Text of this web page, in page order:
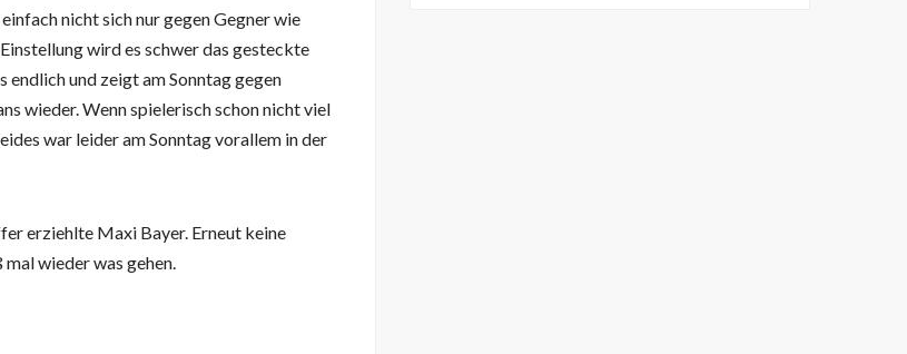
nicht sich nur gegen Gegner wie
wird es schwer das gesteckte
und zeigt am Sonntag gegen
wieder. Wenn spielerisch schon nicht viel
war leider am Sonntag vorallem in der
erziehlte Maxi Bayer. Erneut keine
wieder was gehen.